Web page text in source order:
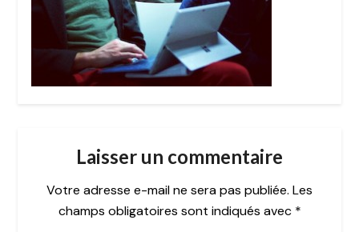
Laisser un commentaire
Votre adresse e-mail ne sera pas publiée. Les
champs obligatoires sont indiqués avec *